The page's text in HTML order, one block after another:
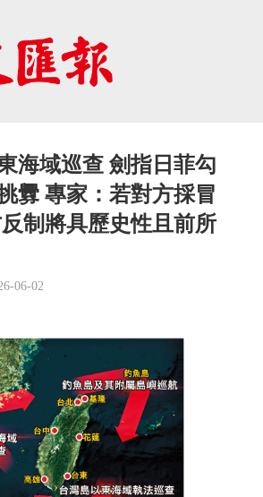
海域巡查 劍指日菲勾
釁 專家：若對方採冒
制將具歷史性且前所
06-02